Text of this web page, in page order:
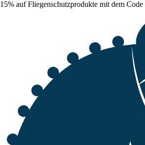
15% auf Fliegenschutzprodukte mit dem Code